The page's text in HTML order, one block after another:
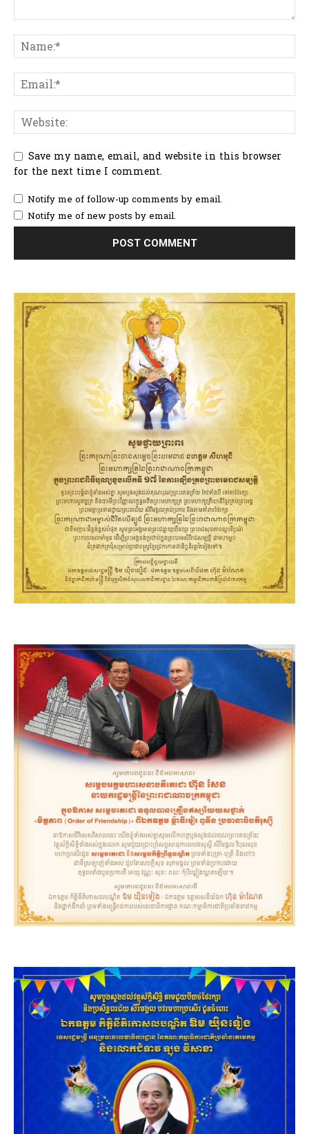
Save my name, email, and website in this browser
for the next time I comment.
Notify me of follow-up comments by email.
Notify me of new posts by email.